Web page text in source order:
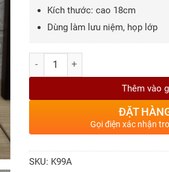
Kích thước: cao 18cm
Dùng làm lưu niệm, họp lớp
Số lượng
Thêm vào
ĐẶT
Gọi điện xác nhận
SKU: K99A